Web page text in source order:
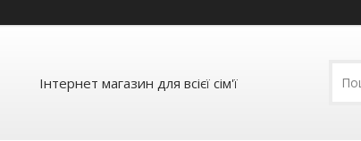
Інтернет магазин для всієї сім'ї